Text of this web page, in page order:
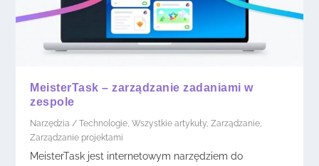
MeisterTask – zarządzanie zadaniami w
zespole
Narzędzia / Technologie,Wszystkie artykuły,Zarządzanie,
Zarządzanie projektami
MeisterTask jest internetowym narzędziem do